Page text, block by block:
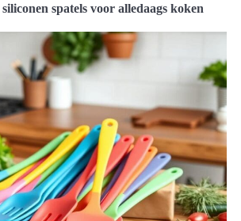
spatels voor alledaags koken